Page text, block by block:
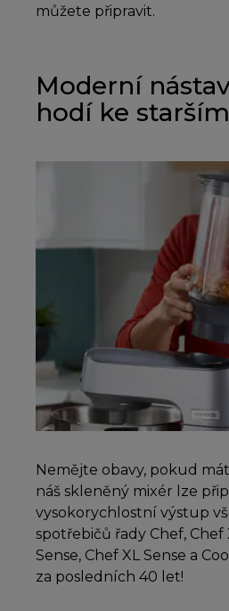
můžete připravit.
Moderní
hodí ke
Nemějte obavy, pokud
náš skleněný mixér lze
vysokorychlostní výstup
spotřebičů řady Chef, Chef
Sense, Chef XL Sense a
za posledních 40 let!